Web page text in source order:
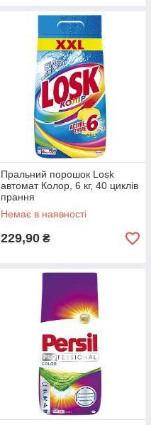
Пральний порошок Losk
автомат Колор, 6 кг, 40 циклів
прання
Немає в наявності
229,90 ₴